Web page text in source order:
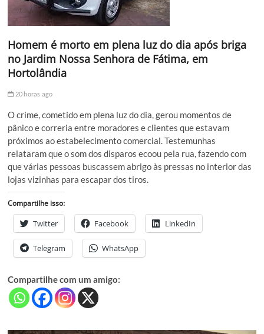
Homem é morto em plena luz do dia após briga
no Jardim Nossa Senhora de Fátima, em
Hortolândia
20 horas ago
O crime, cometido em plena luz do dia, gerou momentos de
pânico e correria entre moradores e clientes que estavam
próximos ao estabelecimento comercial. Testemunhas
relataram que o som dos disparos ecoou pela rua, fazendo com
que várias pessoas buscassem abrigo às pressas no interior das
lojas vizinhas para escapar dos tiros.
Compartilhe isso:
Twitter Facebook LinkedIn
Telegram WhatsApp
Compartilhe com um amigo: